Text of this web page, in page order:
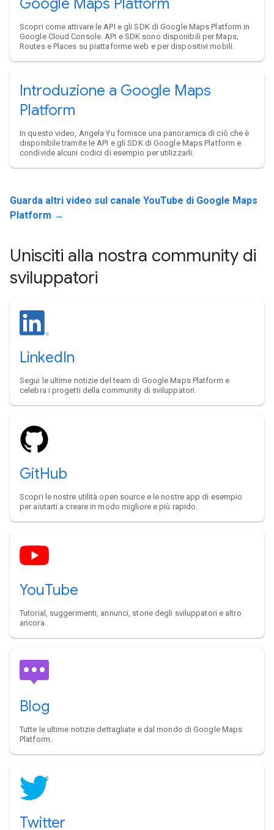
Scopri come attivare le API e gli SDK di Google Maps Platform in
Google Cloud Console. API e SDK sono disponibili per Maps,
Routes e Places su piattaforme web e per dispositivi mobili.
Introduzione a Google Maps
Platform
In questo video, Angela Yu fornisce una panoramica di ciò che è
disponibile tramite le API e gli SDK di Google Maps Platform e
condivide alcuni codici di esempio per utilizzarli.
Guarda altri video sul canale YouTube di Google Maps
Platform →
Unisciti alla nostra community di
sviluppatori
LinkedIn
Segui le ultime notizie del team di Google Maps Platform e
celebra i progetti della community di sviluppatori.
GitHub
Scopri le nostre utilità open source e le nostre app di esempio
per aiutarti a creare in modo migliore e più rapido.
YouTube
Tutorial, suggerimenti, annunci, storie degli sviluppatori e altro
ancora.
Blog
Tutte le ultime notizie dettagliate e dal mondo di Google Maps
Platform.
Twitter